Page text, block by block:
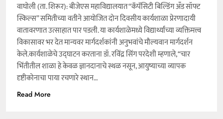
वाघोली (ता. शिरूर): बीजेएस महाविद्यालयात “कॅपॅसिटी बिल्डिंग अँड सॉफ्ट
स्किल्स” समितीच्या वतीने आयोजित दोन दिवसीय कार्यशाळा प्रेरणादायी
वातावरणात उत्साहात पार पडली. या कार्यशाळेमध्ये विद्यार्थ्यांच्या व्यक्तिमत्त्व
विकासावर भर देत मान्यवर मार्गदर्शकांनी अनुभवांचे मौल्यवान मार्गदर्शन
केले.कार्यशाळेचे उद्घाटन करताना डॉ. रविंद्र सिंग परदेशी म्हणाले, “चार
भिंतीतील शाळा हे केवळ ज्ञानदानाचे स्थळ नसून, आयुष्याच्या व्यापक
दृष्टीकोनाचा पाया रचणारे स्थान…
Read More